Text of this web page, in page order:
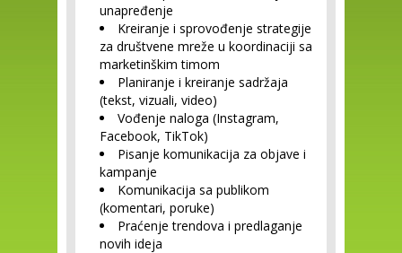
unapređenje
Kreiranje i sprovođenje strategije
za društvene mreže u koordinaciji sa
marketinškim timom
Planiranje i kreiranje sadržaja
(tekst, vizuali, video)
Vođenje naloga (Instagram,
Facebook, TikTok)
Pisanje komunikacija za objave i
kampanje
Komunikacija sa publikom
(komentari, poruke)
Praćenje trendova i predlaganje
novih ideja